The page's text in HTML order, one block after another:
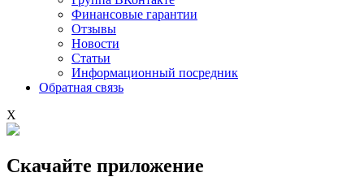
Финансовые гарантии
Отзывы
Новости
Статьи
Информационный посредник
Обратная связь
X
Скачайте приложение